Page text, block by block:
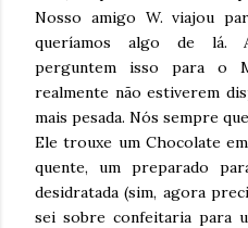
Nosso amigo W. viajou
queríamos algo de lá.
perguntem isso para o
realmente não estiverem
mais pesada. Nós sempre
Ele trouxe um Chocolate
quente, um preparado
desidratada (sim, agora
sei sobre confeitaria para